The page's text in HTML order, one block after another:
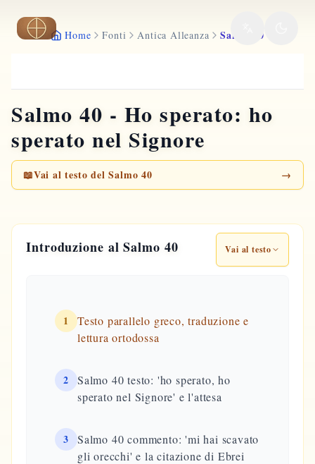
Vai al contenuto principale
Home Fonti Antica Alleanza Salmo 40
Salmo 40 - Ho sperato: ho
sperato nel Signore
📖Vai al testo del Salmo 40 →
Introduzione al Salmo 40 Vai al testo
1
Testo parallelo greco, traduzione e
lettura ortodossa
2
Salmo 40 testo: 'ho sperato, ho
sperato nel Signore' e l'attesa
3
Salmo 40 commento: 'mi hai scavato
gli orecchi' e la citazione di Ebrei